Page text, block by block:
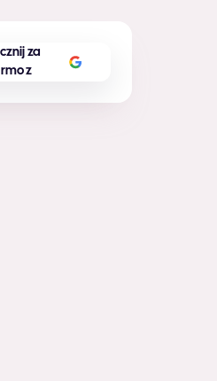
za
z